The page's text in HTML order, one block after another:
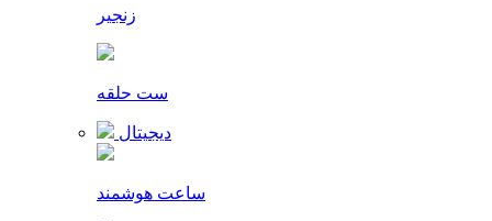
زنجیر
ست حلقه
دیجیتال
ساعت هوشمند